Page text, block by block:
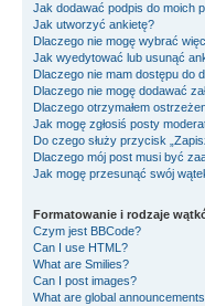
Jak dodawać podpis do moich
Jak utworzyć ankietę?
Dlaczego nie mogę wybrać
Jak wyedytować lub usunąć
Dlaczego nie mam dostępu do
Dlaczego nie mogę dodawać
Dlaczego otrzymałem
Jak mogę zgłosiś posty
Do czego służy przycisk
Dlaczego mój post musi być
Jak mogę przesunąć swój
Formatowanie i rodzaje
Czym jest BBCode?
Can I use HTML?
What are Smilies?
Can I post images?
What are global